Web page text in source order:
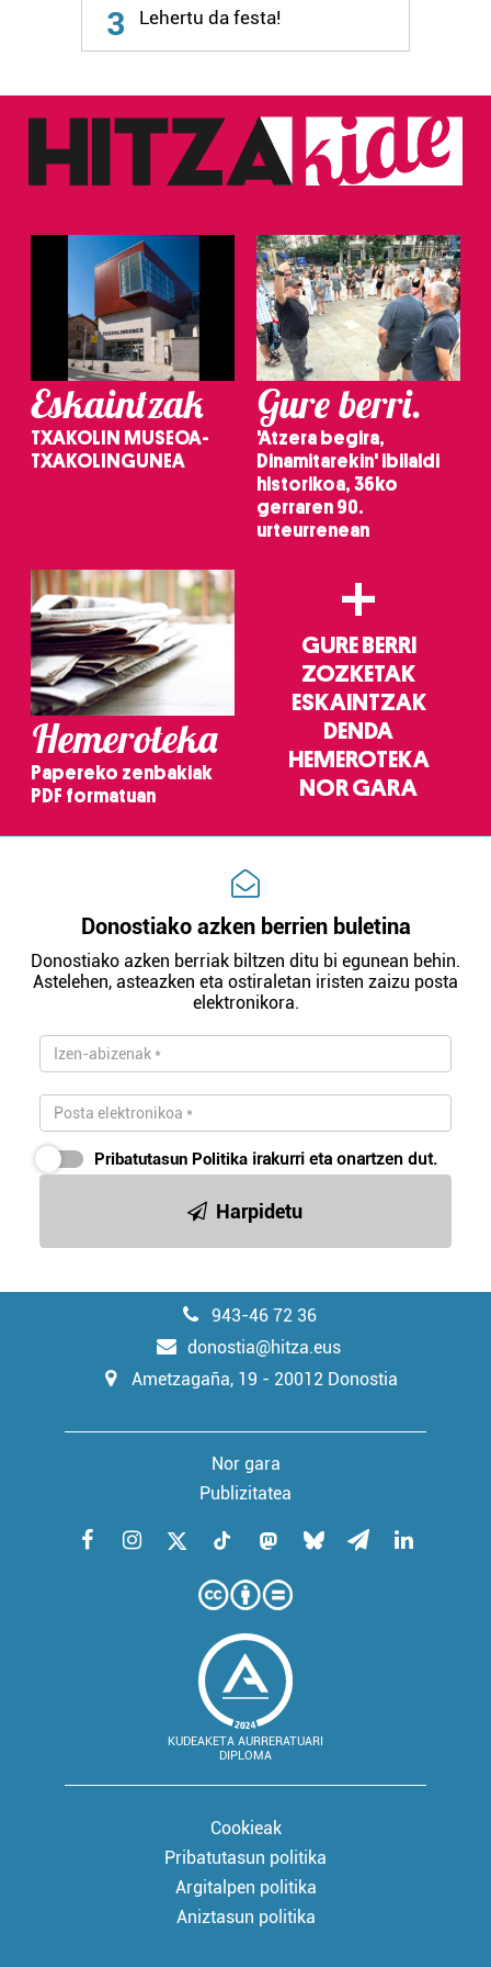
3 Lehertu da festa!
Eskaintzak
TXAKOLIN MUSEOA-
TXAKOLINGUNEA
Gure berri.
'Atzera begira,
Dinamitarekin' ibilaldi
historikoa, 36ko
gerraren 90.
urteurrenean
Hemeroteka
Papereko zenbakiak
PDF formatuan
+
GURE BERRI
ZOZKETAK
ESKAINTZAK
DENDA
HEMEROTEKA
NOR GARA
Donostiako azken berrien buletina
Donostiako azken berriak biltzen ditu bi egunean behin.
Astelehen, asteazken eta ostiraletan iristen zaizu posta
elektronikora.
Pribatutasun Politika irakurri eta onartzen dut.
Harpidetu
943-46 72 36
donostia@hitza.eus
Ametzagaña, 19 - 20012 Donostia
Nor gara
Publizitatea
KUDEAKETA AURRERATUARI
DIPLOMA
Cookieak
Pribatutasun politika
Argitalpen politika
Aniztasun politika